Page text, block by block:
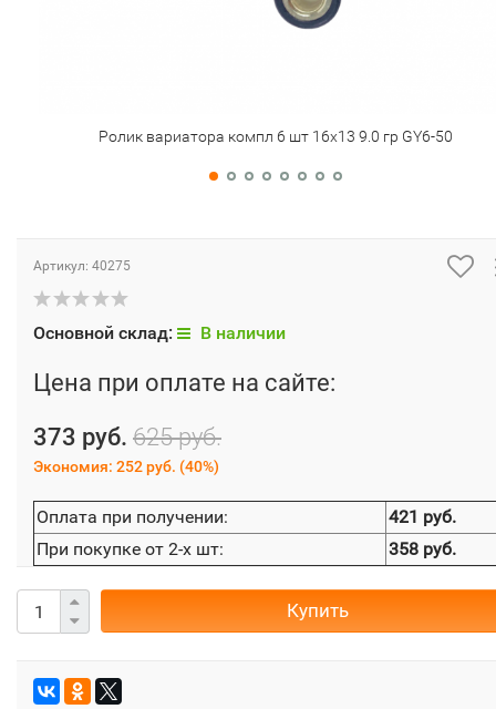
Ролик вариатора компл 6 шт 16х13 9.0 гр GY6-50
Артикул: 40275
Основной склад: В наличии
Цена при оплате на сайте:
373 руб. 625 руб.
Экономия: 252 руб. (40%)
Оплата при получении:
421 руб.
При покупке от 2-х шт:
358 руб.
Купить